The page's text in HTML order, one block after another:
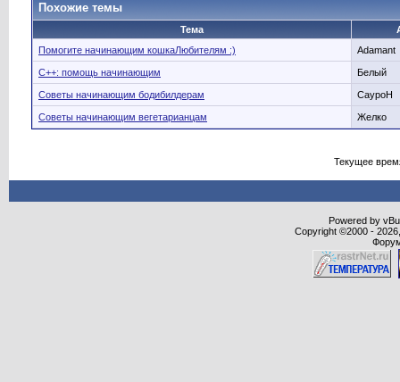
Похожие темы
Тема
Помогите начинающим кошкаЛюбителям :)
Adamant
C++: помощь начинающим Белый
Советы начинающим бодибилдерам CaypoH
Советы начинающим вегетарианцам Желко
Текущее
Powered by
Copyright ©2000 -